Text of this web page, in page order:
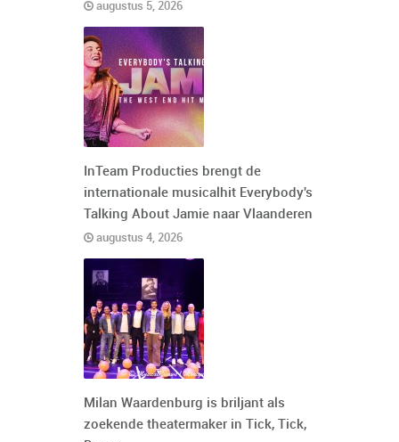
augustus 5, 2026
InTeam Producties brengt de
internationale musicalhit Everybody's
Talking About Jamie naar Vlaanderen
augustus 4, 2026
Milan Waardenburg is briljant als
zoekende theatermaker in Tick, Tick,